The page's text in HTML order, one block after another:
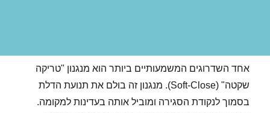
אחד השדרוגים המשמעותיים ביותר הוא מנגנון "טריקה
שקטה" (Soft-Close). מנגנון זה בולם את תנועת הדלת
בסמוך לנקודת הסגירה ומוביל אותה בעדינות למקומה.